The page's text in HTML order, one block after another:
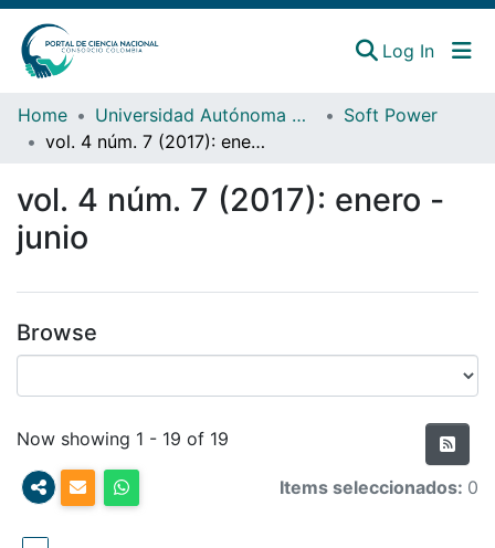
Log In
Instituciones
Home Universidad Autónoma del Caribe
Soft Power
vol. 4 núm. 7 (2017): enero - junio
vol. 4 núm. 7 (2017): enero -
junio
Browse
Recent Items
Now showing 1 - 19 of 19
Items seleccionados: 0